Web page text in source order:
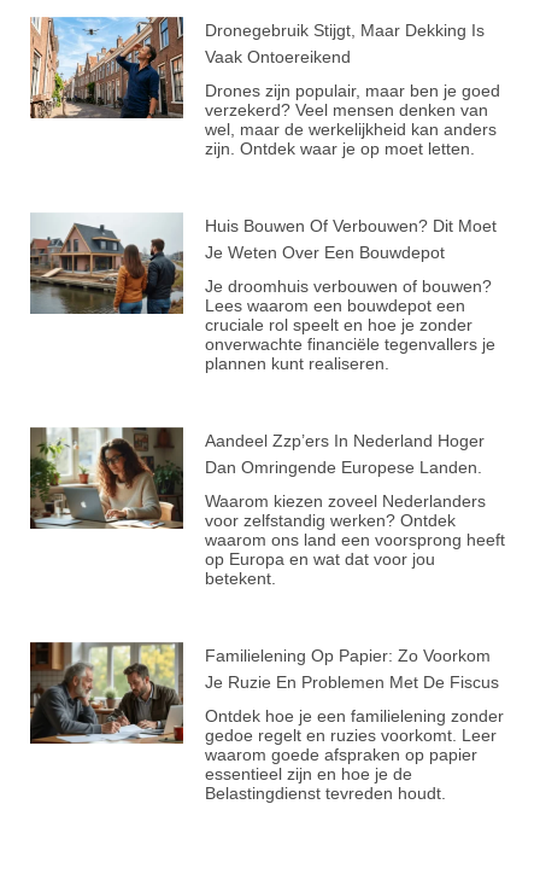
Dronegebruik Stijgt, Maar Dekking Is
Vaak Ontoereikend
Drones zijn populair, maar ben je goed
verzekerd? Veel mensen denken van
wel, maar de werkelijkheid kan anders
zijn. Ontdek waar je op moet letten.
Huis Bouwen Of Verbouwen? Dit Moet
Je Weten Over Een Bouwdepot
Je droomhuis verbouwen of bouwen?
Lees waarom een bouwdepot een
cruciale rol speelt en hoe je zonder
onverwachte financiële tegenvallers je
plannen kunt realiseren.
Aandeel Zzp’ers In Nederland Hoger
Dan Omringende Europese Landen.
Waarom kiezen zoveel Nederlanders
voor zelfstandig werken? Ontdek
waarom ons land een voorsprong heeft
op Europa en wat dat voor jou
betekent.
Familielening Op Papier: Zo Voorkom
Je Ruzie En Problemen Met De Fiscus
Ontdek hoe je een familielening zonder
gedoe regelt en ruzies voorkomt. Leer
waarom goede afspraken op papier
essentieel zijn en hoe je de
Belastingdienst tevreden houdt.